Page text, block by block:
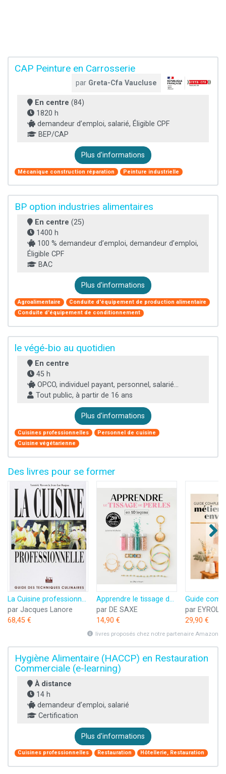
CAP Peinture en Carrosserie
par Greta-Cfa Vaucluse
En centre (84)
1820 h
demandeur d’emploi, salarié, Éligible CPF
BEP/CAP
Plus d'informations
Mécanique construction réparation Peinture industrielle
BP option industries alimentaires
En centre (25)
1400 h
100 % demandeur d’emploi, demandeur d’emploi,
Éligible CPF
BAC
Plus d'informations
Agroalimentaire
Conduite d'équipement de production alimentaire
Conduite d'équipement de conditionnement
le végé-bio au quotidien
En centre
45 h
OPCO, individuel payant, personnel, salarié...
Tout public, à partir de 16 ans
Plus d'informations
Cuisines professionnelles
Personnel de cuisine
Cuisine végétarienne
Des livres pour se former
La Cuisine professionnelle : Guide des techniques culinaires
par Jacques Lanore
68,45 €
Apprendre le tissage de perles en 10 leçons
par DE SAXE
14,90 €
par
29,90 €
livres proposés chez notre partenaire Amazon
Hygiène Alimentaire (HACCP) en Restauration
Commerciale (e-learning)
À distance
14 h
demandeur d’emploi, salarié
Certification
Plus d'informations
Cuisines professionnelles Restauration Hôtellerie, Restauration